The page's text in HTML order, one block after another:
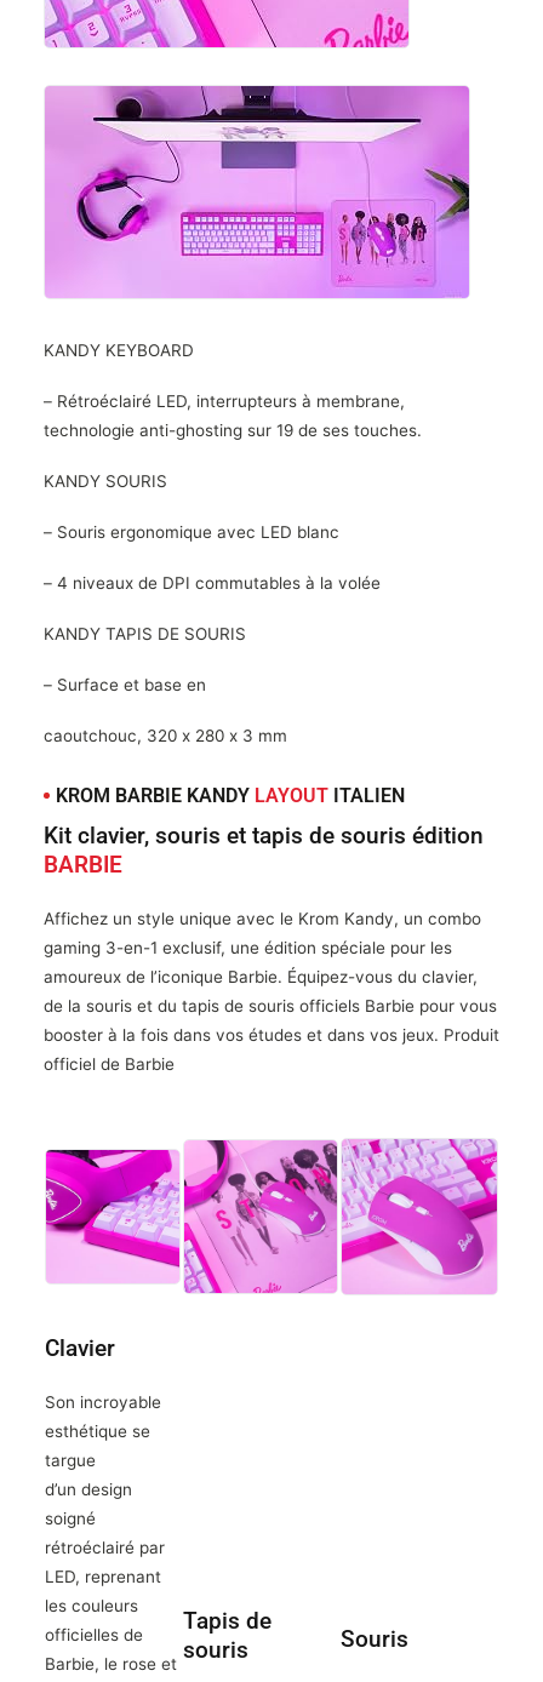
KANDY KEYBOARD
– Rétroéclairé LED, interrupteurs à membrane,
technologie anti-ghosting sur 19 de ses touches.
KANDY SOURIS
– Souris ergonomique avec LED blanc
– 4 niveaux de DPI commutables à la volée
KANDY TAPIS DE SOURIS
– Surface et base en
caoutchouc, 320 x 280 x 3 mm
KROM BARBIE KANDY LAYOUT ITALIEN
Kit clavier, souris et tapis de souris édition
BARBIE
Affichez un style unique avec le Krom Kandy, un combo
gaming 3-en-1 exclusif, une édition spéciale pour les
amoureux de l’iconique Barbie. Équipez-vous du clavier,
de la souris et du tapis de souris officiels Barbie pour vous
booster à la fois dans vos études et dans vos jeux. Produit
officiel de Barbie
Clavier
Son incroyable
esthétique se
targue
d’un design
soigné
rétroéclairé par
LED, reprenant
les couleurs
officielles de
Barbie, le rose et
Tapis de
souris
Souris